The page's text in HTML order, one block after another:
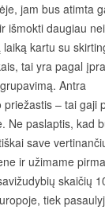
jam bus atimta
išmokti daugiau
kartu su
tai yra pagal
Antra
priežastis – tai gaji
Ne paslaptis, kad
save
ir užimame
skaičių
tiek